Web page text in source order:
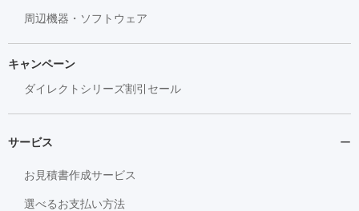
周辺機器・ソフトウェア
キャンペーン
ダイレクトシリーズ割引セール
サービス
お見積書作成サービス
選べるお支払い方法